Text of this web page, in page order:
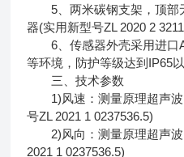
5、两米碳钢支架，顶部
器(实用新型号ZL 2020 2
6、传感器外壳采用进口
等环境，防护等级达到IP65
三、技术参数
1)风速：测量原理超声波
号ZL 2021 1 0237536.5)
2)风向：测量原理超声波
2021 1 0237536.5)